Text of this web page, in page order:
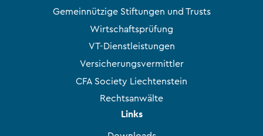
Gemeinnützige Stiftungen und Trusts
Wirtschaftsprüfung
VT-Dienstleistungen
Versicherungsvermittler
CFA Society Liechtenstein
Rechtsanwälte
Links